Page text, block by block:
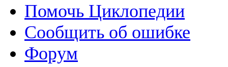
Помочь Циклопедии
Сообщить об ошибке
Форум